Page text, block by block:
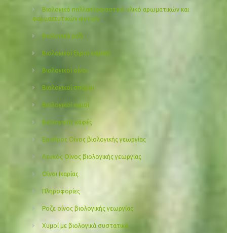
Βιολογικό πολλαπλασιαστικό υλικό αρωματικών και
φαρμακευτικών φυτών
Βιολογικό ρύζι
Βιολογικοί ξηροί καρποί
Βιολογικοί οίνοι
Βιολογικοί σπόροι
Βιολογικοί χυμοί
Βιολογικός καφές
Ερυθρός Οίνος βιολογικής γεωργίας
Λευκός Οίνος βιολογικής γεωργίας
Οίνοι Ικαρίας
Πληροφορίες
Ροζε οίνος βιολογικής γεωργίας
Χυμοί με βιολογικά συστατικά